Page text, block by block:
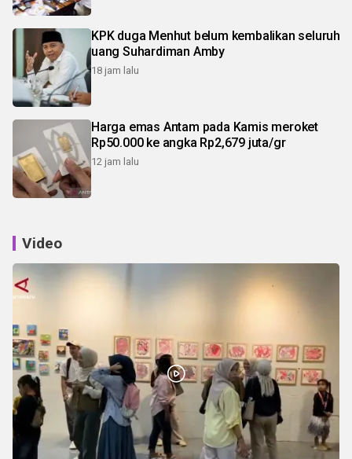
KPK duga Menhut belum kembalikan seluruh
uang Suhardiman Amby
18 jam lalu
Harga emas Antam pada Kamis meroket
Rp50.000 ke angka Rp2,679 juta/gr
12 jam lalu
Video